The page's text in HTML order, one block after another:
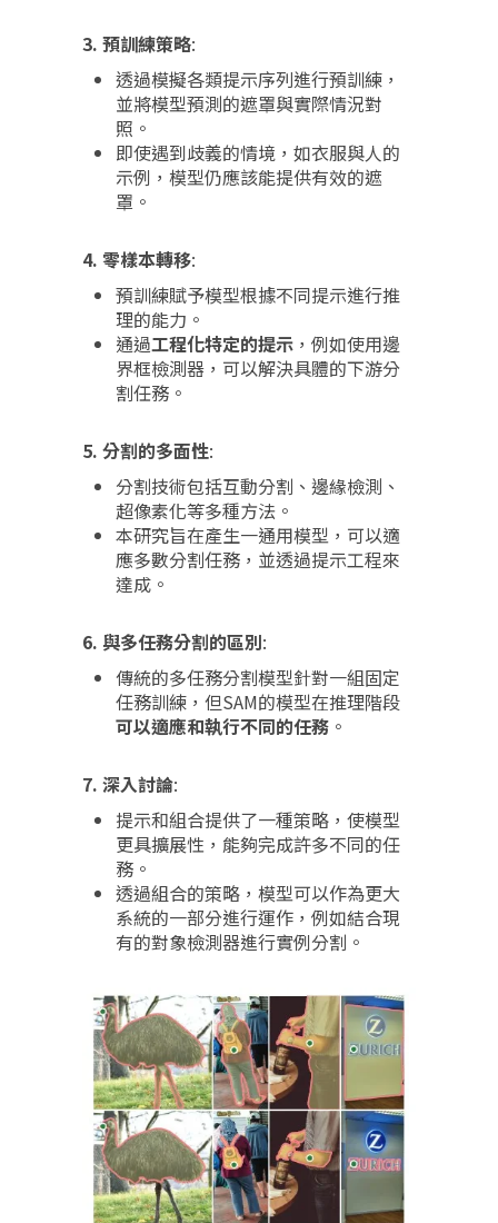
3. 預訓練策略:
透過模擬各類提示序列進行預訓練，
並將模型預測的遮罩與實際情況對
照。
即使遇到歧義的情境，如衣服與人的
示例，模型仍應該能提供有效的遮
罩。
4. 零樣本轉移:
預訓練賦予模型根據不同提示進行推
理的能力。
通過工程化特定的提示 ，例如使用邊
界框檢測器，可以解決具體的下游分
割任務。
5. 分割的多面性:
分割技術包括互動分割、邊緣檢測、
超像素化等多種方法。
本研究旨在產生一通用模型，可以適
應多數分割任務，並透過提示工程來
達成。
6. 與多任務分割的區別:
傳統的多任務分割模型針對一組固定
任務訓練，但SAM的模型在推理階段
可以適應和執行不同的任務 。
7. 深入討論:
提示和組合提供了一種策略，使模型
更具擴展性，能夠完成許多不同的任
務。
透過組合的策略，模型可以作為更大
系統的一部分進行運作，例如結合現
有的對象檢測器進行實例分割。